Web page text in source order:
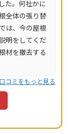
た。何社かに
全体の張り替
は、今の屋根
明をしてくだ
材を撤去する
口コミをもっと見る